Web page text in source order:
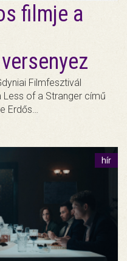
filmje a
Filmfesztivál
of a Stranger című
Erdős…
hír